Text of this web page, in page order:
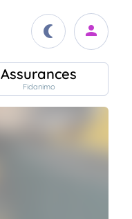
Assurances
Fidanimo